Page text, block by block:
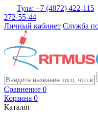
Тула: +7 (4872) 422-115
272-55-44
Личный кабинет Служба
Сравнение 0
Корзина 0
Каталог